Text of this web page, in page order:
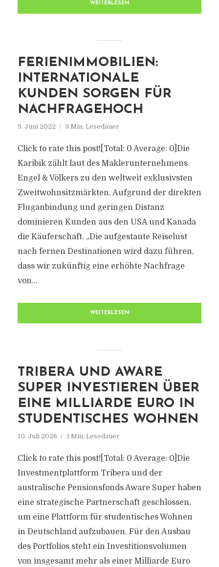
WEITERLESEN
FERIENIMMOBILIEN:
INTERNATIONALE
KUNDEN SORGEN FÜR
NACHFRAGEHOCH
9. Juni 2022 3 Min. Lesedauer
Click to rate this post![Total: 0 Average: 0]Die
Karibik zählt laut des Maklerunternehmens
Engel & Völkers zu den weltweit exklusivsten
Zweitwohnsitzmärkten. Aufgrund der direkten
Fluganbindung und geringen Distanz
dominieren Kunden aus den USA und Kanada
die Käuferschaft. „Die aufgestaute Reiselust
nach fernen Destinationen wird dazu führen,
dass wir zukünftig eine erhöhte Nachfrage
von...
WEITERLESEN
TRIBERA UND AWARE
SUPER INVESTIEREN ÜBER
EINE MILLIARDE EURO IN
STUDENTISCHES WOHNEN
10. Juli 2026 1 Min. Lesedauer
Click to rate this post![Total: 0 Average: 0]Die
Investmentplattform Tribera und der
australische Pensionsfonds Aware Super haben
eine strategische Partnerschaft geschlossen,
um eine Plattform für studentisches Wohnen
in Deutschland aufzubauen. Für den Ausbau
des Portfolios steht ein Investitionsvolumen
von insgesamt mehr als einer Milliarde Euro